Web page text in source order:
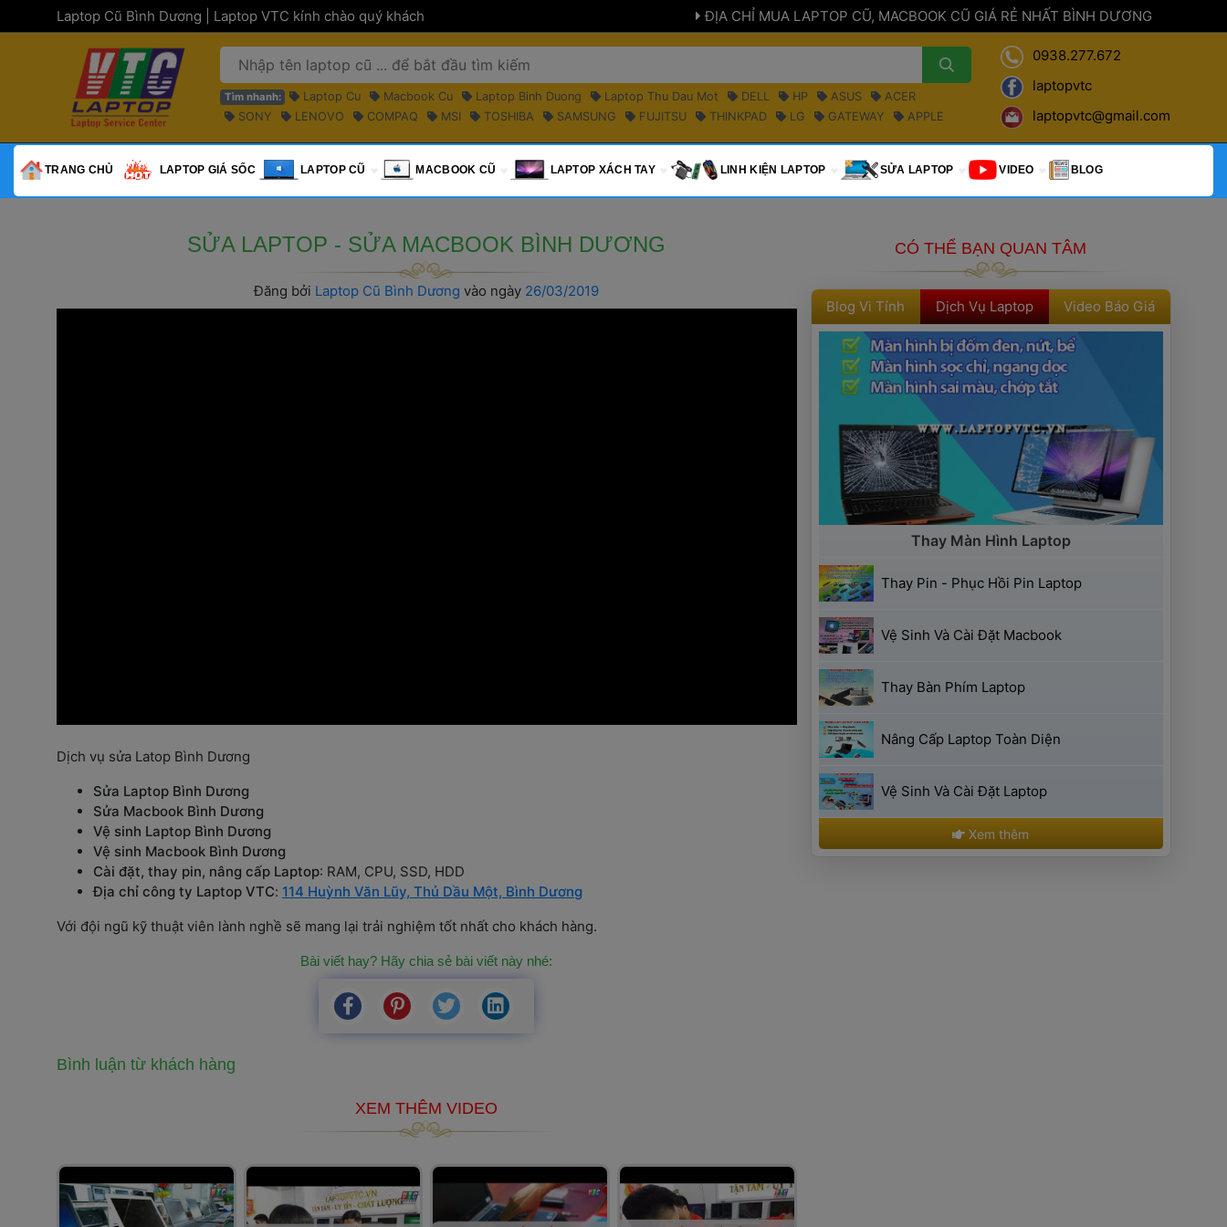
Laptop Cũ Bình Dương | Laptop VTC kính chào quý khách ĐỊA CHỈ MUA LAPTOP CŨ, MACBOOK CŨ GIÁ RẺ NHẤT BÌNH DƯƠNG
Tìm nhanh: Laptop Cu Macbook Cu Laptop Binh Duong Laptop Thu Dau Mot DELL HP ASUS
ACER
SONY
LENOVO COMPAQ MSI TOSHIBA SAMSUNG FUJITSU THINKPAD LG GATEWAY
APPLE
0938.277.672
laptopvtc
laptopvtc@gmail.com
TRANG CHỦ LAPTOP GIÁ SỐC LAPTOP CŨ MACBOOK CŨ LAPTOP XÁCH TAY LINH KIỆN LAPTOP SỬA LAPTOP VIDEO BLOG
SỬA LAPTOP - SỬA MACBOOK BÌNH DƯƠNG
Đăng bởi Laptop Cũ Bình Dương vào ngày 26/03/2019
Dịch vụ sửa Latop Bình Dương
Sửa Laptop Bình Dương
Sửa Macbook Bình Dương
Vệ sinh Laptop Bình Dương
Vệ sinh Macbook Bình Dương
Cài đặt, thay pin, nâng cấp Laptop: RAM, CPU, SSD, HDD
Địa chỉ công ty Laptop VTC: 114 Huỳnh Văn Lũy, Thủ Dầu Một, Bình Dương
Với đội ngũ kỹ thuật viên lành nghề sẽ mang lại trải nghiệm tốt nhất cho khách hàng.
Bài viết hay? Hãy chia sẻ bài viết này nhé:
Bình luận từ khách hàng
XEM THÊM VIDEO
CÓ THỂ BẠN QUAN TÂM
Blog Vi Tính Dịch Vụ Laptop Video Báo Giá
Thay Màn Hình Laptop
Thay Pin - Phục Hồi Pin Laptop
Vệ Sinh Và Cài Đặt Macbook
Thay Bàn Phím Laptop
Nâng Cấp Laptop Toàn Diện
Vệ Sinh Và Cài Đặt Laptop
Xem thêm